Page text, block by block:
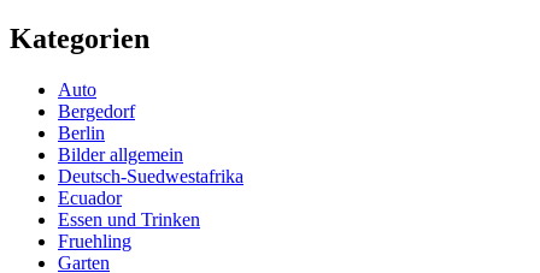
Kategorien
Auto
Bergedorf
Berlin
Bilder allgemein
Deutsch-Suedwestafrika
Ecuador
Essen und Trinken
Fruehling
Garten